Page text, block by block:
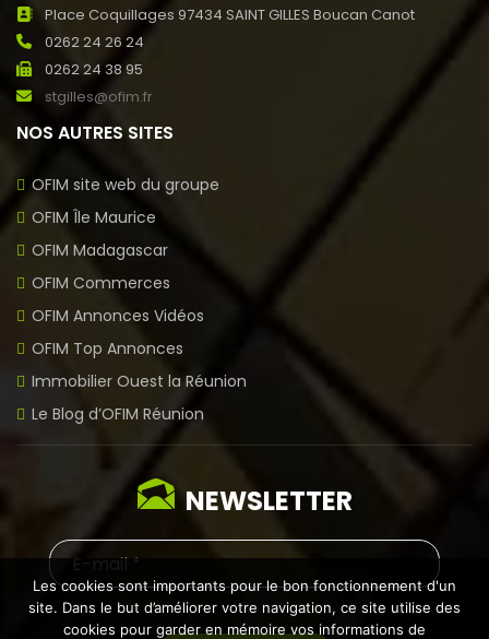
Place Coquillages 97434 SAINT GILLES Boucan Canot
0262 24 26 24
0262 24 38 95
stgilles@ofim.fr
NOS AUTRES SITES
OFIM site web du groupe
OFIM Île Maurice
OFIM Madagascar
OFIM Commerces
OFIM Annonces Vidéos
OFIM Top Annonces
Immobilier Ouest la Réunion
Le Blog d’OFIM Réunion
NEWSLETTER
Les cookies sont importants pour le bon fonctionnement d'un
site. Dans le but d’améliorer votre navigation, ce site utilise des
cookies pour garder en mémoire vos informations de